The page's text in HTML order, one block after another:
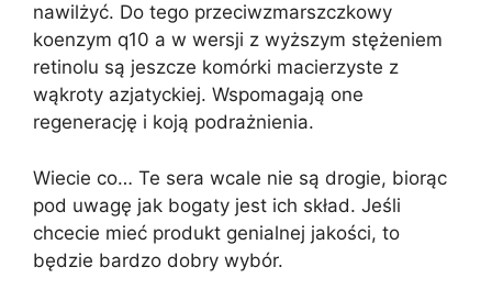
nawilżyć. Do tego przeciwzmarszczkowy
koenzym q10 a w wersji z wyższym stężeniem
retinolu są jeszcze komórki macierzyste z
wąkroty azjatyckiej. Wspomagają one
regenerację i koją podrażnienia.
Wiecie co… Te sera wcale nie są drogie, biorąc
pod uwagę jak bogaty jest ich skład. Jeśli
chcecie mieć produkt genialnej jakości, to
będzie bardzo dobry wybór.